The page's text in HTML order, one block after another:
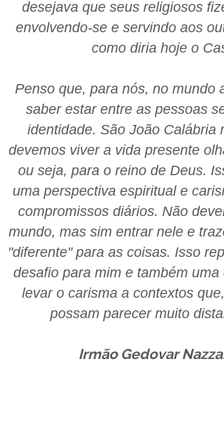
desejava que seus religiosos
envolvendo-se e servindo aos
como diria hoje o
Penso que, para nós, no mundo
saber estar entre as pessoas
identidade. São João Calábria
devemos viver a vida presente
ou seja, para o reino de Deus.
uma perspectiva espiritual e
compromissos diários. Não
mundo, mas sim entrar nele e
"diferente" para as coisas. Isso
desafio para mim e também
levar o carisma a contextos
possam parecer muito
Irmão Gedovar